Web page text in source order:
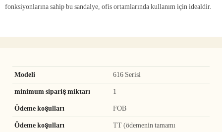
fonksiyonlarına sahip bu sandalye, ofis ortamlarında kullanım için idealdir.
Modeli 616 Serisi
minimum sipariş miktarı 1
Ödeme koşulları FOB
Ödeme koşulları
TT (ödemenin tamamı